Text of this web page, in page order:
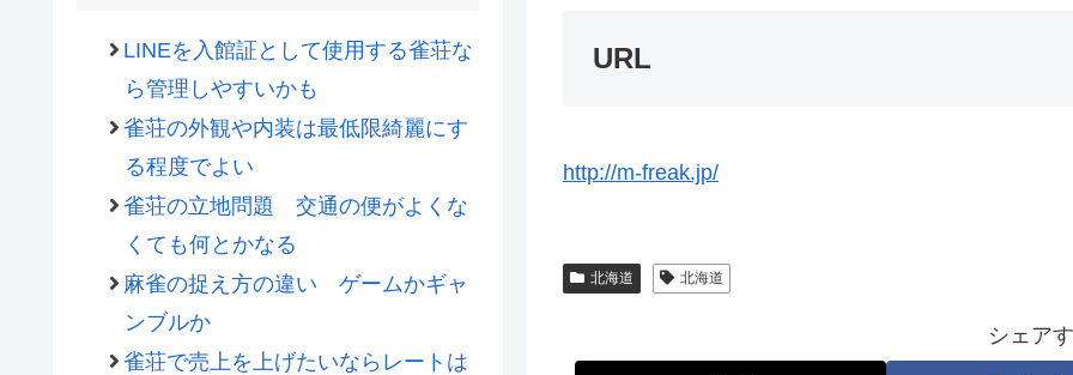
URL
http://m-freak.jp/
北海道 北海道
シェア
LINEを入館証として使用する雀荘な
ら管理しやすいかも
雀荘の外観や内装は最低限綺麗にす
る程度でよい
雀荘の立地問題 交通の便がよくな
くても何とかなる
麻雀の捉え方の違い ゲームかギャ
ンブルか
雀荘で売上を上げたいならレートは